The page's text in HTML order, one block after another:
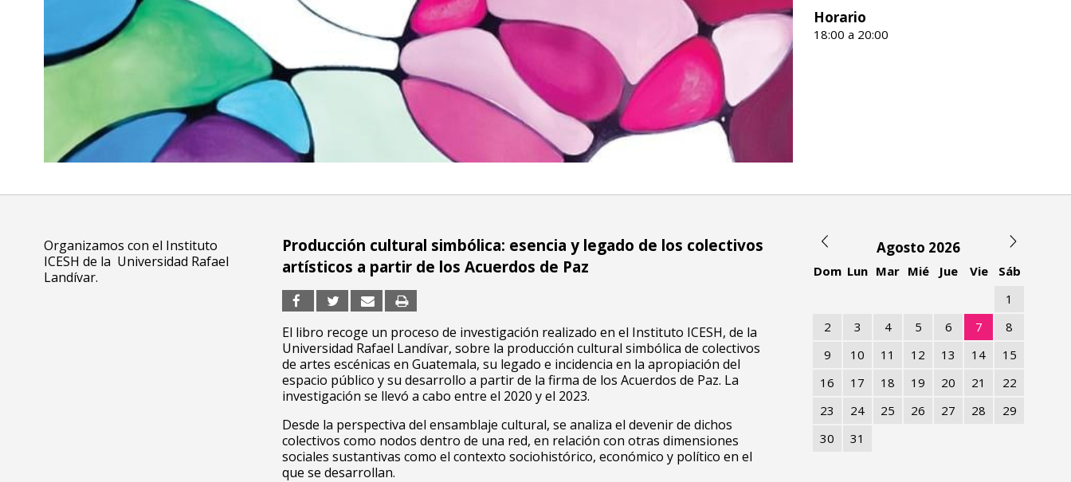
Horario
18:00 a 20:00
Organizamos con el Instituto
ICESH de la Universidad Rafael
Landívar.
Producción cultural simbólica: esencia y legado de los colectivos
artísticos a partir de los Acuerdos de Paz
El libro recoge un proceso de investigación realizado en el Instituto ICESH, de la
Universidad Rafael Landívar, sobre la producción cultural simbólica de colectivos
de artes escénicas en Guatemala, su legado e incidencia en la apropiación del
espacio público y su desarrollo a partir de la firma de los Acuerdos de Paz. La
investigación se llevó a cabo entre el 2020 y el 2023.
Desde la perspectiva del ensamblaje cultural, se analiza el devenir de dichos
colectivos como nodos dentro de una red, en relación con otras dimensiones
sociales sustantivas como el contexto sociohistórico, económico y político en el
que se desarrollan.
Agosto 2026
Dom Lun Mar Mié Jue Vie
Sáb
1
2
3 4 5 6 7
8
9
10 11 12 13 14
15
16
17 18 19 20 21
22
23
24 25 26 27 28
29
30
31